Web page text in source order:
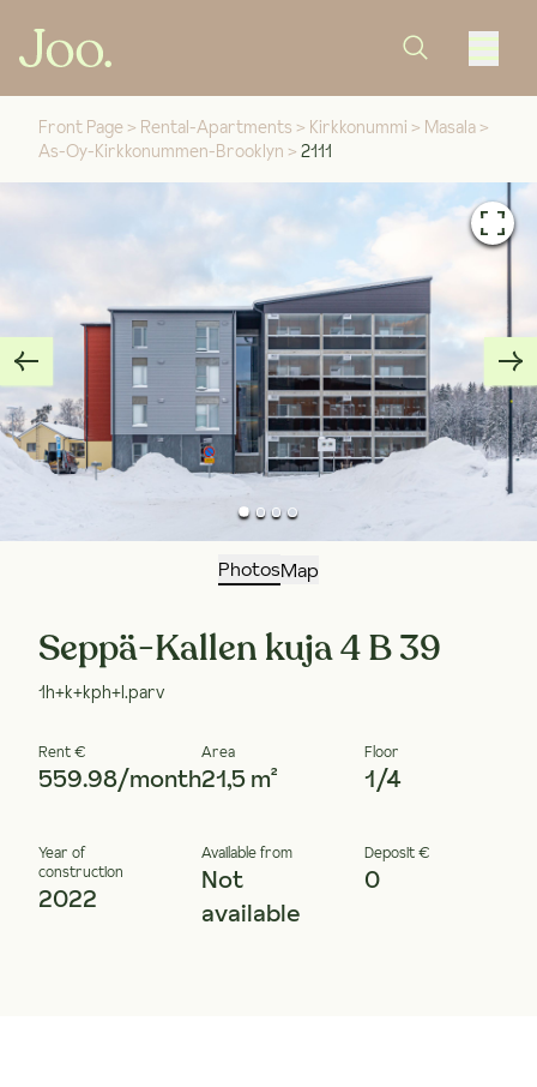
Front Page > Rental-Apartments > Kirkkonummi > Masala >
As-Oy-Kirkkonummen-Brooklyn > 2111
PhotosMap
Seppä-Kallen kuja 4 B 39
1h+k+kph+l.parv
Rent €
559.98/month
Area
21,5 m²
Floor
1/4
Year of
construction
2022
Available from
Not
available
Deposit €
0